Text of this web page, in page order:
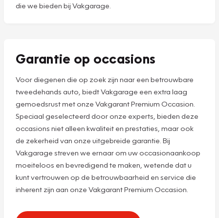
die we bieden bij Vakgarage.
Garantie op occasions
Voor diegenen die op zoek zijn naar een betrouwbare
tweedehands auto, biedt Vakgarage een extra laag
gemoedsrust met onze Vakgarant Premium Occasion.
Speciaal geselecteerd door onze experts, bieden deze
occasions niet alleen kwaliteit en prestaties, maar ook
de zekerheid van onze uitgebreide garantie. Bij
Vakgarage streven we ernaar om uw occasionaankoop
moeiteloos en bevredigend te maken, wetende dat u
kunt vertrouwen op de betrouwbaarheid en service die
inherent zijn aan onze Vakgarant Premium Occasion.